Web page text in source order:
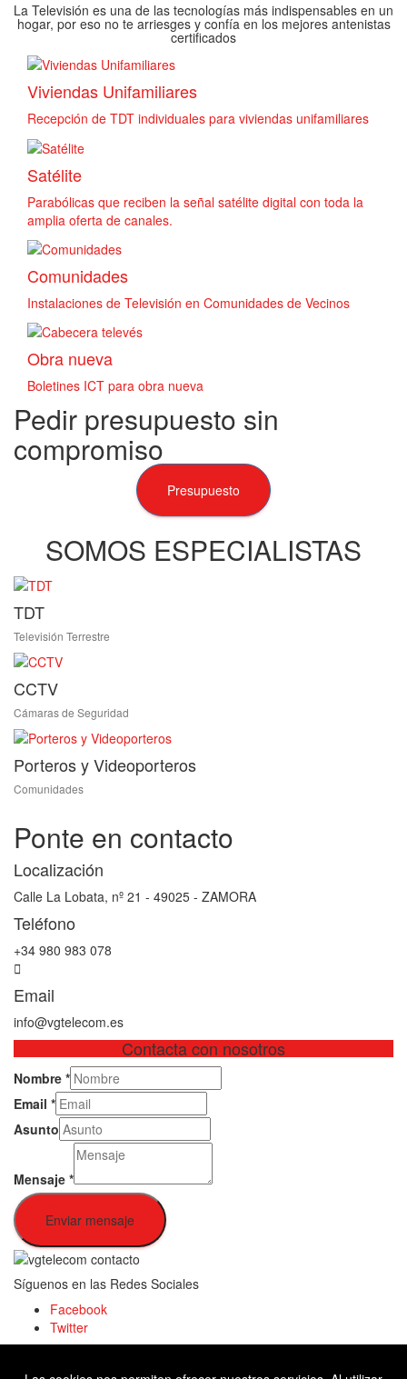
La Televisión es una de las tecnologías más indispensables en un
hogar, por eso no te arriesges y confía en los mejores antenistas
certificados
Viviendas Unifamiliares
Recepción de TDT individuales para viviendas unifamiliares
Satélite
Parabólicas que reciben la señal satélite digital con toda la
amplia oferta de canales.
Comunidades
Instalaciones de Televisión en Comunidades de Vecinos
Obra nueva
Boletines ICT para obra nueva
Pedir presupuesto sin
compromiso
Presupuesto
SOMOS ESPECIALISTAS
TDT
Televisión Terrestre
CCTV
Cámaras de Seguridad
Porteros y Videoporteros
Comunidades
Ponte en contacto
Localización
Calle La Lobata, nº 21 - 49025 - ZAMORA
Teléfono
+34 980 983 078
Email
info@vgtelecom.es
Contacta con nosotros
Nombre *
Email *
Asunto
Mensaje *
Enviar mensaje
Síguenos en las Redes Sociales
Facebook
Twitter